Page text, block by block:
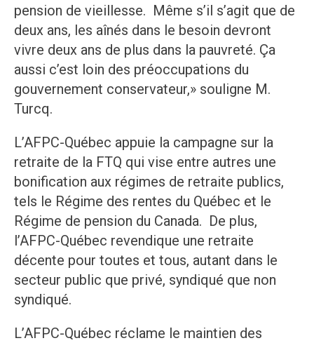
pension de vieillesse. Même s’il s’agit que de
deux ans, les aînés dans le besoin devront
vivre deux ans de plus dans la pauvreté. Ça
aussi c’est loin des préoccupations du
gouvernement conservateur,» souligne M.
Turcq.
L’AFPC-Québec appuie la campagne sur la
retraite de la FTQ qui vise entre autres une
bonification aux régimes de retraite publics,
tels le Régime des rentes du Québec et le
Régime de pension du Canada. De plus,
l’AFPC-Québec revendique une retraite
décente pour toutes et tous, autant dans le
secteur public que privé, syndiqué que non
syndiqué.
L’AFPC-Québec réclame le maintien des